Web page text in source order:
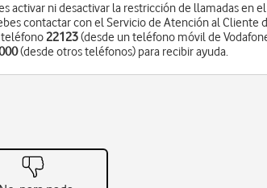
activar ni desactivar la restricción de llamadas en el
contactar con el Servicio de Atención al Cliente
teléfono22123(desde un teléfono móvil de
(desde otros teléfonos) para recibir ayuda.